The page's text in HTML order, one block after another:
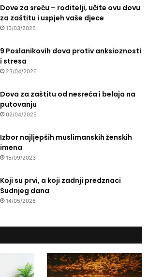
Dove za sreću – roditelji, učite ovu dovu
za zaštitu i uspjeh vaše djece
15/03/2026
9 Poslanikovih dova protiv anksioznosti
i stresa
23/04/2026
Dova za zaštitu od nesreća i belaja na
putovanju
02/04/2025
Izbor najljepših muslimanskih ženskih
imena
15/09/2023
Koji su prvi, a koji zadnji predznaci
Sudnjeg dana
14/05/2026